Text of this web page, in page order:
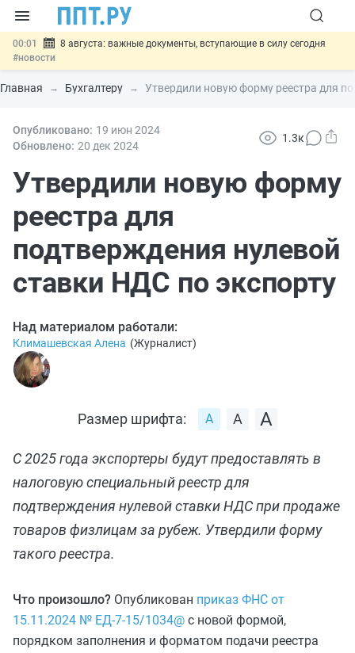
00:01
8 августа: важные документы, вступающие в силу сегодня
#новости
07.08 Подписан закон о блокировке продажи опасных товаров через
«Честный знак»#новости
07.08 Госпошлину за устранение ошибок в документах предлагают
отменить#новости
отношений
Главная Бухгалтеру Утвердили новую форму реестра для
Опубликовано: 19 июн 2024
Обновлено: 20 дек 2024
1.3к
Утвердили новую форму
реестра для
подтверждения нулевой
ставки НДС по экспорту
Над материалом работали:
Климашевская Алена (Журналист)
Размер шрифта:
С 2025 года экспортеры будут предоставлять в
налоговую специальный реестр для
подтверждения нулевой ставки НДС при продаже
товаров физлицам за рубеж. Утвердили форму
такого реестра.
Что произошло? Опубликован приказ ФНС от
15.11.2024 № ЕД-7-15/1034@ с новой формой,
порядком заполнения и форматом подачи реестра